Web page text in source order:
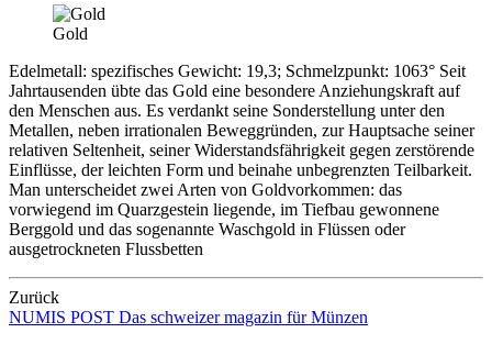
Gold
Edelmetall: spezifisches Gewicht: 19,3; Schmelzpunkt: 1063° Seit
Jahrtausenden übte das Gold eine besondere Anziehungskraft auf
den Menschen aus. Es verdankt seine Sonderstellung unter den
Metallen, neben irrationalen Beweggründen, zur Hauptsache seiner
relativen Seltenheit, seiner Widerstandsfährigkeit gegen zerstörende
Einflüsse, der leichten Form und beinahe unbegrenzten Teilbarkeit.
Man unterscheidet zwei Arten von Goldvorkommen: das
vorwiegend im Quarzgestein liegende, im Tiefbau gewonnene
Berggold und das sogenannte Waschgold in Flüssen oder
ausgetrockneten Flussbetten
Zurück
NUMIS POST Das schweizer magazin für Münzen